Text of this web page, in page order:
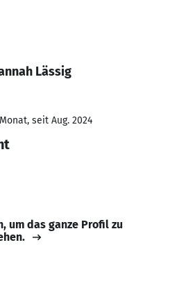
Lässig
seit Aug. 2024
um das ganze Profil zu